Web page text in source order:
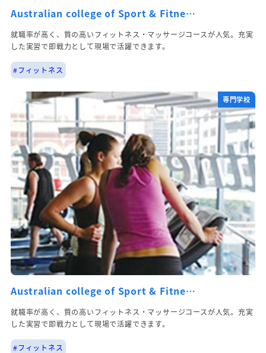
Australian college of Sport & Fitne…
就職率が高く、質の高いフィットネス・マッサージコースが人気。充実
した実習で即戦力として現場で活躍できます。
#フィットネス
専門学校
Australian college of Sport & Fitne…
就職率が高く、質の高いフィットネス・マッサージコースが人気。充実
した実習で即戦力として現場で活躍できます。
#フィットネス